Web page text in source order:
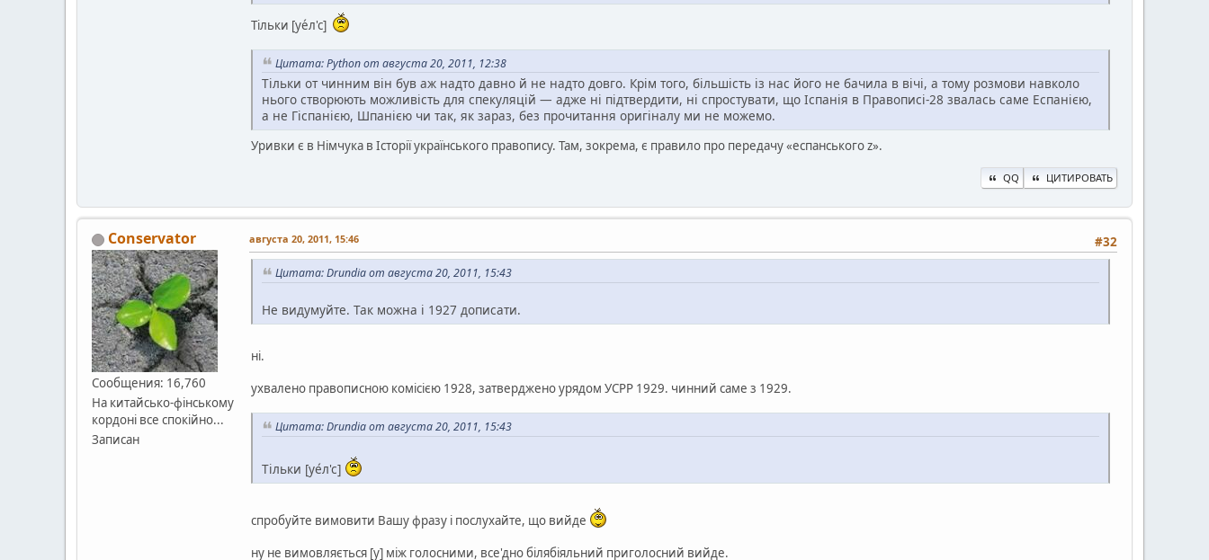
Тільки [уе́л'с]
Цитата: Python от августа 20, 2011, 12:38
Тільки от чинним він був аж надто давно й не надто довго. Крім того, більшість із нас його не бачила в вічі, а тому розмови навколо
нього створюють можливість для спекуляцій — адже ні підтвердити, ні спростувати, що Іспанія в Правописі-28 звалась саме Еспанією,
а не Гіспанією, Шпанією чи так, як зараз, без прочитання оригіналу ми не можемо.
Уривки є в Німчука в Історії українського правопису. Там, зокрема, є правило про передачу «еспанського z».
QQ ЦИТИРОВАТЬ
Conservator
Сообщения: 16,760
На китайсько-фінському
кордоні все спокійно...
Записан
#32
августа 20, 2011, 15:46
Цитата: Drundia от августа 20, 2011, 15:43
Не видумуйте. Так можна і 1927 дописати.
ні.
ухвалено правописною комісією 1928, затверджено урядом УСРР 1929. чинний саме з 1929.
Цитата: Drundia от августа 20, 2011, 15:43
Тільки [уе́л'с]
спробуйте вимовити Вашу фразу і послухайте, що вийде
ну не вимовляється [у] між голосними, все'дно білябіяльний приголосний вийде.